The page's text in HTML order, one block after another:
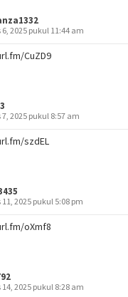
2025 pukul 11:44 am
CuZD9
2025 pukul 8:57 am
szdEL
2025 pukul 5:08 pm
oXmf8
2025 pukul 8:28 am